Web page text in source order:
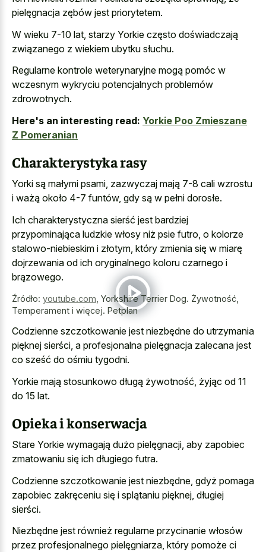
pielęgnacja zębów jest priorytetem.
W wieku 7-10 lat, starzy Yorkie często doświadczają
związanego z wiekiem ubytku słuchu.
Regularne kontrole weterynaryjne mogą pomóc w
wczesnym wykryciu potencjalnych problemów
zdrowotnych.
Here's an interesting read: Yorkie Poo Zmieszane
Z Pomeranian
Charakterystyka rasy
Yorki są małymi psami, zazwyczaj mają 7-8 cali wzrostu
i ważą około 4-7 funtów, gdy są w pełni dorosłe.
Ich charakterystyczna sierść jest bardziej
przypominająca ludzkie włosy niż psie futro, o kolorze
stalowo-niebieskim i złotym, który zmienia się w miarę
dojrzewania od ich oryginalnego koloru czarnego i
brązowego.
Źródło: youtube.com Yorkshire Terrier Dog. Żywotność,
Temperament i więcej. Petplan
Codzienne szczotkowanie jest niezbędne do utrzymania
pięknej sierści, a profesjonalna pielęgnacja zalecana jest
co sześć do ośmiu tygodni.
Yorkie mają stosunkowo długą żywotność, żyjąc od 11
do 15 lat.
Opieka i konserwacja
Stare Yorkie wymagają dużo pielęgnacji, aby zapobiec
zmatowaniu się ich długiego futra.
Codzienne szczotkowanie jest niezbędne, gdyż pomaga
zapobiec zakręceniu się i splątaniu pięknej, długiej
sierści.
Niezbędne jest również regularne przycinanie włosów
przez profesjonalnego pielęgniarza, który pomoże ci